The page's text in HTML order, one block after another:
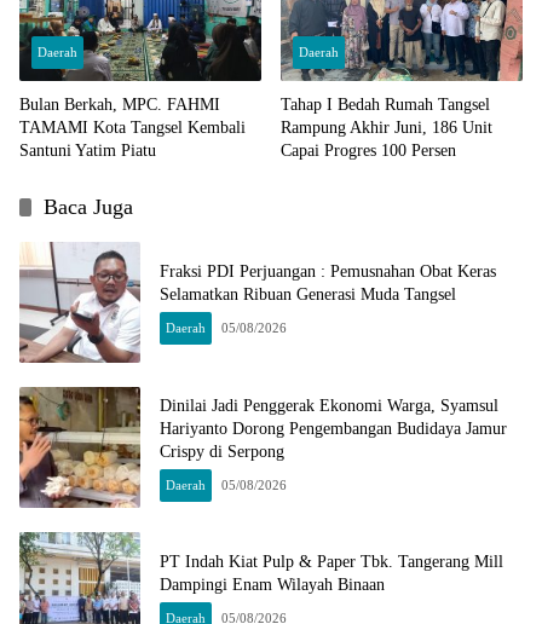
Daerah
Bulan Berkah, MPC. FAHMI
TAMAMI Kota Tangsel Kembali
Santuni Yatim Piatu
Daerah
Tahap I Bedah Rumah Tangsel
Rampung Akhir Juni, 186 Unit
Capai Progres 100 Persen
Baca Juga
Fraksi PDI Perjuangan : Pemusnahan Obat Keras
Selamatkan Ribuan Generasi Muda Tangsel
Daerah 05/08/2026
Dinilai Jadi Penggerak Ekonomi Warga, Syamsul
Hariyanto Dorong Pengembangan Budidaya Jamur
Crispy di Serpong
Daerah 05/08/2026
PT Indah Kiat Pulp & Paper Tbk. Tangerang Mill
Dampingi Enam Wilayah Binaan
Daerah 05/08/2026